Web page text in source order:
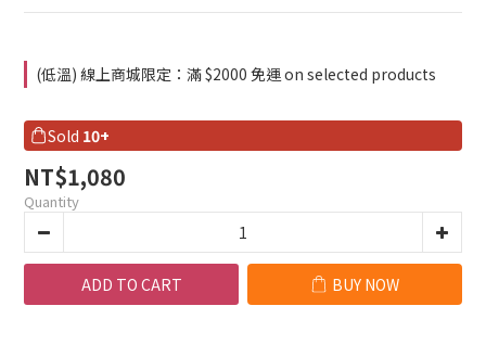
(低溫) 線上商城限定：滿 $2000 免運 on selected products
Sold 10+
NT$1,080
Quantity
ADD TO CART BUY NOW